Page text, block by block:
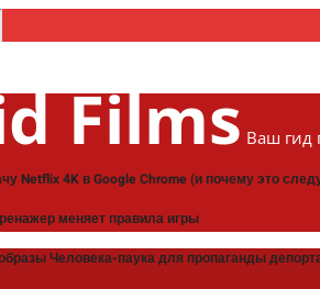
Netflix 4K в Google Chrome (и почему это
меняет правила игры
Человека-паука для пропаганды
Films Ваш гид